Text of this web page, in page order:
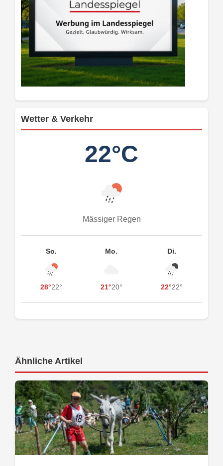
Wetter & Verkehr
22°C
Mässiger Regen
So.
28°22°
Mo.
21°20°
Di.
22°22°
Ähnliche Artikel